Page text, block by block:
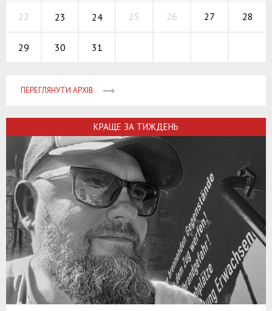
22 23 24 25 26 27 28
29 30 31
ПЕРЕГЛЯНУТИ АРХІВ
КРАЩЕ ЗА ТИЖДЕНЬ